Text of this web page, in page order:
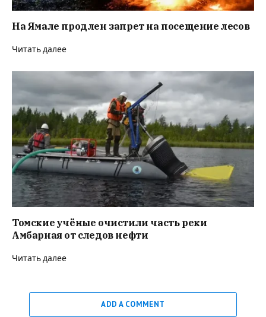
На Ямале продлен запрет на посещение лесов
Читать далее
Томские учёные очистили часть реки
Амбарная от следов нефти
Читать далее
ADD A COMMENT